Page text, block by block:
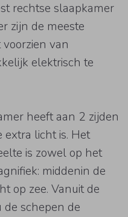
rechtse slaapkamer
zijn de meeste
van
elektrisch te
heeft aan 2 zijden
extra licht is. Het
is zowel op het
middenin de
op zee. Vanuit de
de schepen de